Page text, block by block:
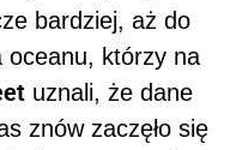
bardziej, aż do
oceanu, którzy na
uznali, że dane
znów zaczęło się